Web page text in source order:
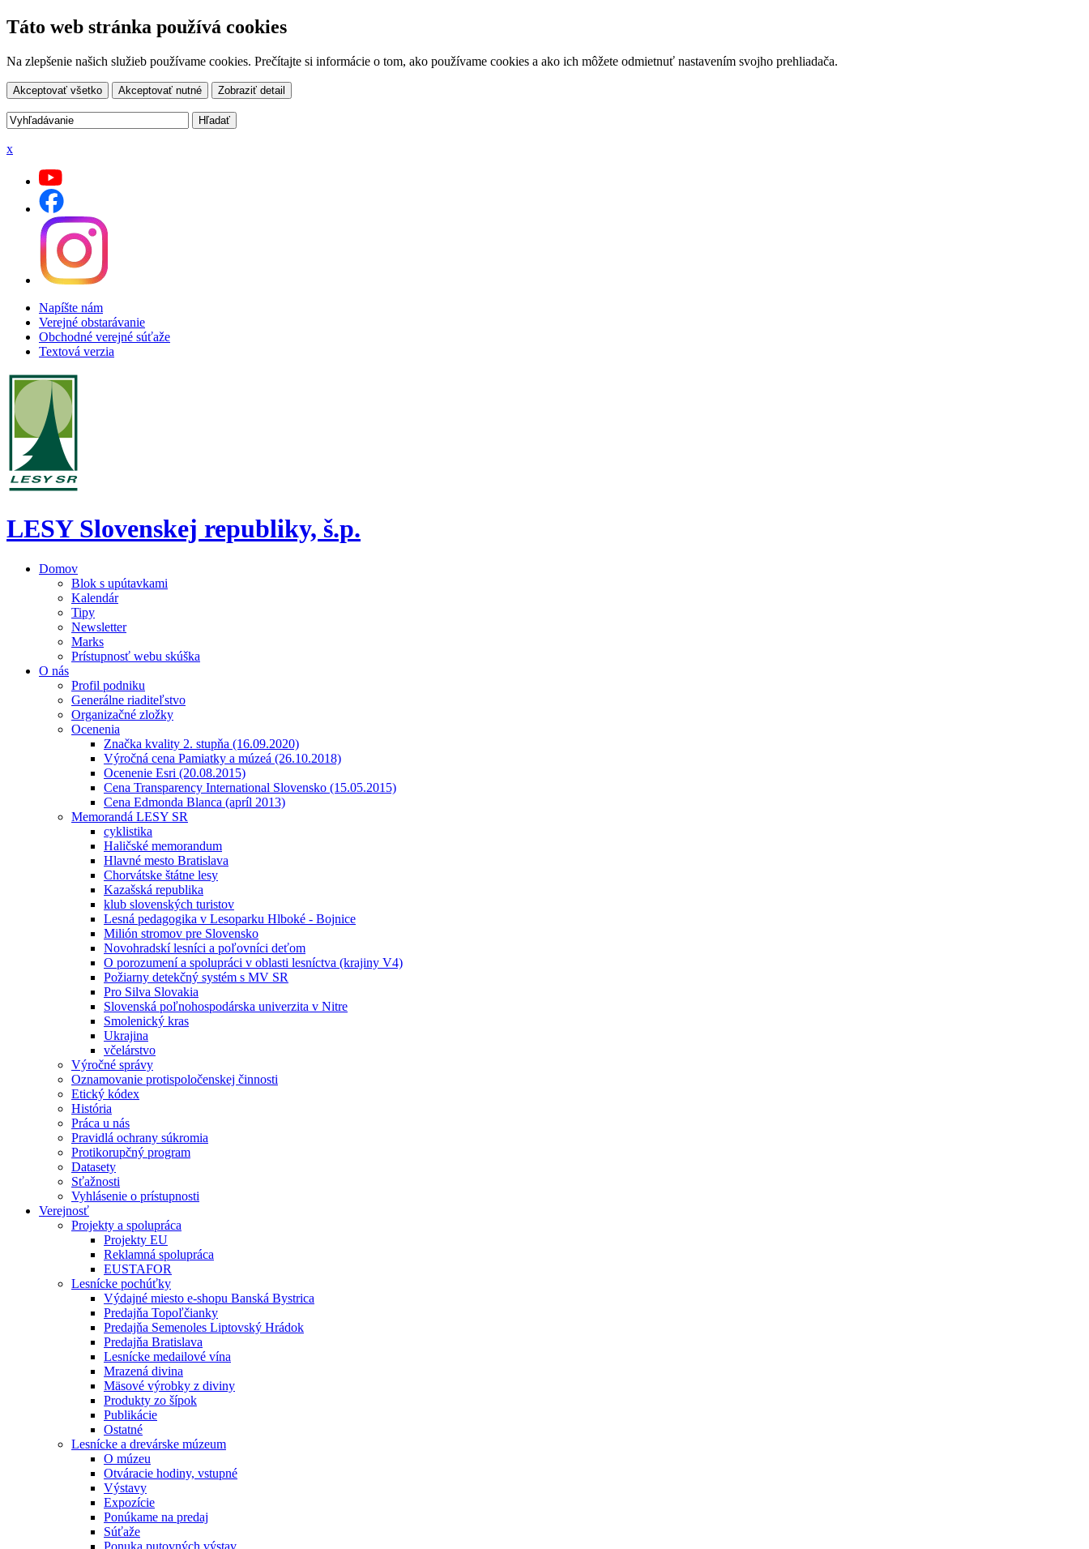
Táto web stránka používá cookies
Na zlepšenie našich služieb používame cookies. Prečítajte si informácie o tom, ako používame cookies a ako ich môžete odmietnuť nastavením svojho prehliadača.
Akceptovať všetko Akceptovať nutné Zobraziť detail
x
Napíšte nám
Verejné obstarávanie
Obchodné verejné súťaže
Textová verzia
LESY Slovenskej republiky, š.p.
Domov
Blok s upútavkami
Kalendár
Tipy
Newsletter
Marks
Prístupnosť webu skúška
O nás
Profil podniku
Generálne riaditeľstvo
Organizačné zložky
Ocenenia
Značka kvality 2. stupňa (16.09.2020)
Výročná cena Pamiatky a múzeá (26.10.2018)
Ocenenie Esri (20.08.2015)
Cena Transparency International Slovensko (15.05.2015)
Cena Edmonda Blanca (apríl 2013)
Memorandá LESY SR
cyklistika
Haličské memorandum
Hlavné mesto Bratislava
Chorvátske štátne lesy
Kazašská republika
klub slovenských turistov
Lesná pedagogika v Lesoparku Hlboké - Bojnice
Milión stromov pre Slovensko
Novohradskí lesníci a poľovníci deťom
O porozumení a spolupráci v oblasti lesníctva (krajiny V4)
Požiarny detekčný systém s MV SR
Pro Silva Slovakia
Slovenská poľnohospodárska univerzita v Nitre
Smolenický kras
Ukrajina
včelárstvo
Výročné správy
Oznamovanie protispoločenskej činnosti
Etický kódex
História
Práca u nás
Pravidlá ochrany súkromia
Protikorupčný program
Datasety
Sťažnosti
Vyhlásenie o prístupnosti
Verejnosť
Projekty a spolupráca
Projekty EU
Reklamná spolupráca
EUSTAFOR
Lesnícke pochúťky
Výdajné miesto e-shopu Banská Bystrica
Predajňa Topoľčianky
Predajňa Semenoles Liptovský Hrádok
Predajňa Bratislava
Lesnícke medailové vína
Mrazená divina
Mäsové výrobky z diviny
Produkty zo šípok
Publikácie
Ostatné
Lesnícke a drevárske múzeum
O múzeu
Otváracie hodiny, vstupné
Výstavy
Expozície
Ponúkame na predaj
Súťaže
Ponuka putovných výstav